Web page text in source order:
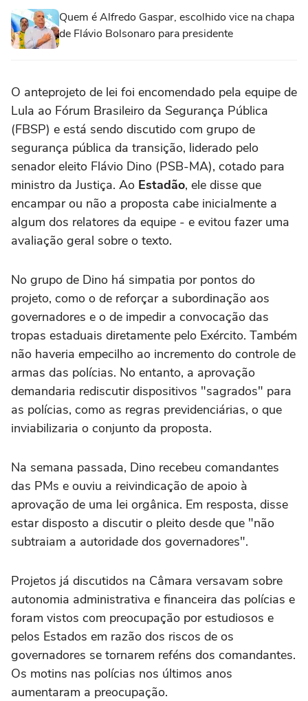
Quem é Alfredo Gaspar, escolhido vice na chapa
de Flávio Bolsonaro para presidente
O anteprojeto de lei foi encomendado pela equipe de
Lula ao Fórum Brasileiro da Segurança Pública
(FBSP) e está sendo discutido com grupo de
segurança pública da transição, liderado pelo
senador eleito Flávio Dino (PSB-MA), cotado para
ministro da Justiça. Ao Estadão, ele disse que
encampar ou não a proposta cabe inicialmente a
algum dos relatores da equipe - e evitou fazer uma
avaliação geral sobre o texto.
No grupo de Dino há simpatia por pontos do
projeto, como o de reforçar a subordinação aos
governadores e o de impedir a convocação das
tropas estaduais diretamente pelo Exército. Também
não haveria empecilho ao incremento do controle de
armas das polícias. No entanto, a aprovação
demandaria rediscutir dispositivos "sagrados" para
as polícias, como as regras previdenciárias, o que
inviabilizaria o conjunto da proposta.
Na semana passada, Dino recebeu comandantes
das PMs e ouviu a reivindicação de apoio à
aprovação de uma lei orgânica. Em resposta, disse
estar disposto a discutir o pleito desde que "não
subtraiam a autoridade dos governadores".
Projetos já discutidos na Câmara versavam sobre
autonomia administrativa e financeira das polícias e
foram vistos com preocupação por estudiosos e
pelos Estados em razão dos riscos de os
governadores se tornarem reféns dos comandantes.
Os motins nas polícias nos últimos anos
aumentaram a preocupação.